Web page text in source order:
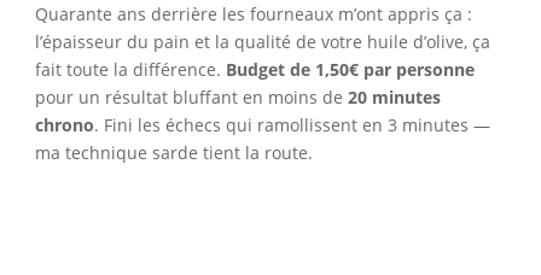
Quarante ans derrière les fourneaux m’ont appris ça :
l’épaisseur du pain et la qualité de votre huile d’olive, ça
fait toute la différence. Budget de 1,50€ par personne
pour un résultat bluffant en moins de 20 minutes
chrono. Fini les échecs qui ramollissent en 3 minutes —
ma technique sarde tient la route.